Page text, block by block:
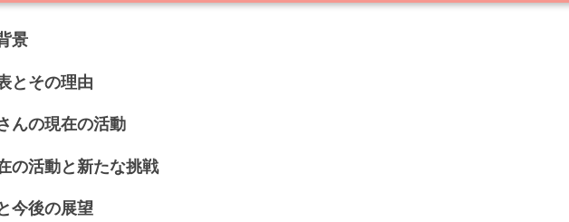
景
とその理由
んの現在の活動
の活動と新たな挑戦
今後の展望